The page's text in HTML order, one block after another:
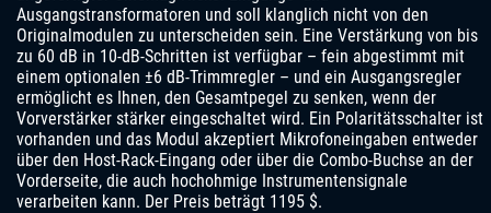
Ausgangstransformatoren und soll klanglich nicht von den
Originalmodulen zu unterscheiden sein. Eine Verstärkung von bis
zu 60 dB in 10-dB-Schritten ist verfügbar – fein abgestimmt mit
einem optionalen ±6 dB-Trimmregler – und ein Ausgangsregler
ermöglicht es Ihnen, den Gesamtpegel zu senken, wenn der
Vorverstärker stärker eingeschaltet wird. Ein Polaritätsschalter ist
vorhanden und das Modul akzeptiert Mikrofoneingaben entweder
über den Host-Rack-Eingang oder über die Combo-Buchse an der
Vorderseite, die auch hochohmige Instrumentensignale
verarbeiten kann. Der Preis beträgt 1195 $.